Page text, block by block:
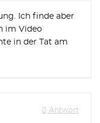
Ich finde aber
im Video
in der Tat am
Antwort